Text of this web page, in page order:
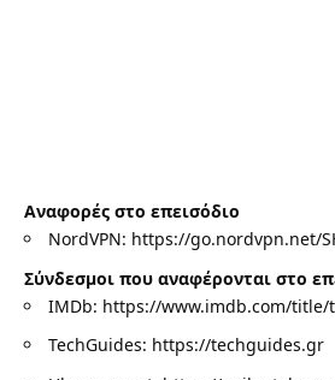
Αναφορές στο επεισόδιο
NordVPN: https://go.nordvpn.net/
Σύνδεσμοι που αναφέρονται στο
IMDb: https://www.imdb.com/title/
TechGuides: https://techguides.gr